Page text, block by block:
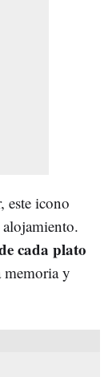
este icono
cada plato
memoria y